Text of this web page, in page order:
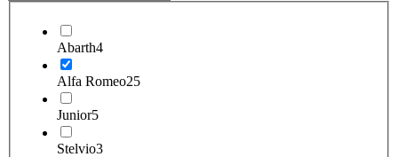
Abarth4
Alfa Romeo25
Junior5
Stelvio3